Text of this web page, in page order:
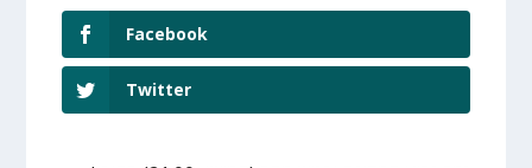
Facebook
Twitter